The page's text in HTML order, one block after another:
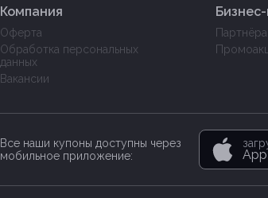
Компания
Оферта
Обработка персональных
данных
Вакансии
Все наши купоны доступны через
мобильное приложение: